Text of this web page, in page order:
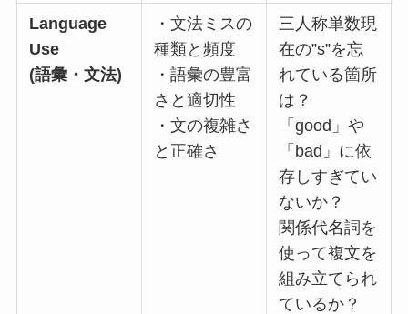
Language
Use
(語彙・文法)
・文法ミスの
種類と頻度
・語彙の豊富
さと適切性
・文の複雑さ
と正確さ
三人称単数現
在の”s”を忘
れている箇所
は？
「good」や
「bad」に依
存しすぎてい
ないか？
関係代名詞を
使って複文を
組み立てられ
ているか？